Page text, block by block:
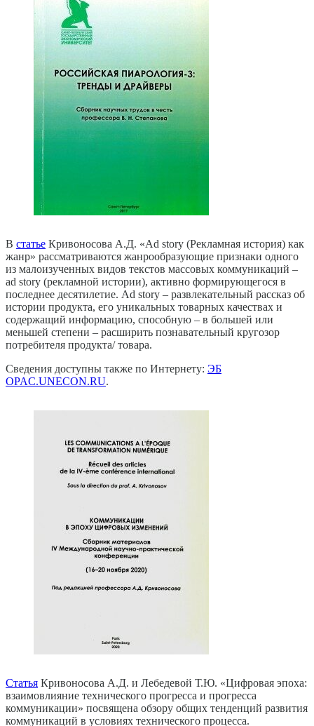
В статье Кривоносова А.Д. «Ad story (Рекламная история) как
жанр» рассматриваются жанрообразующие признаки одного
из малоизученных видов текстов массовых коммуникаций –
ad story (рекламной истории), активно формирующегося в
последнее десятилетие. Аd story – развлекательный рассказ об
истории продукта, его уникальных товарных качествах и
содержащий информацию, способную – в большей или
меньшей степени – расширить познавательный кругозор
потребителя продукта/ товара.
Сведения доступны также по Интернету: ЭБ
OPAC.UNECON.RU.
Статья Кривоносова А.Д. и Лебедевой Т.Ю. «Цифровая эпоха:
взаимовлияние технического прогресса и прогресса
коммуникации» посвящена обзору общих тенденций развития
коммуникаций в условиях технического процесса.